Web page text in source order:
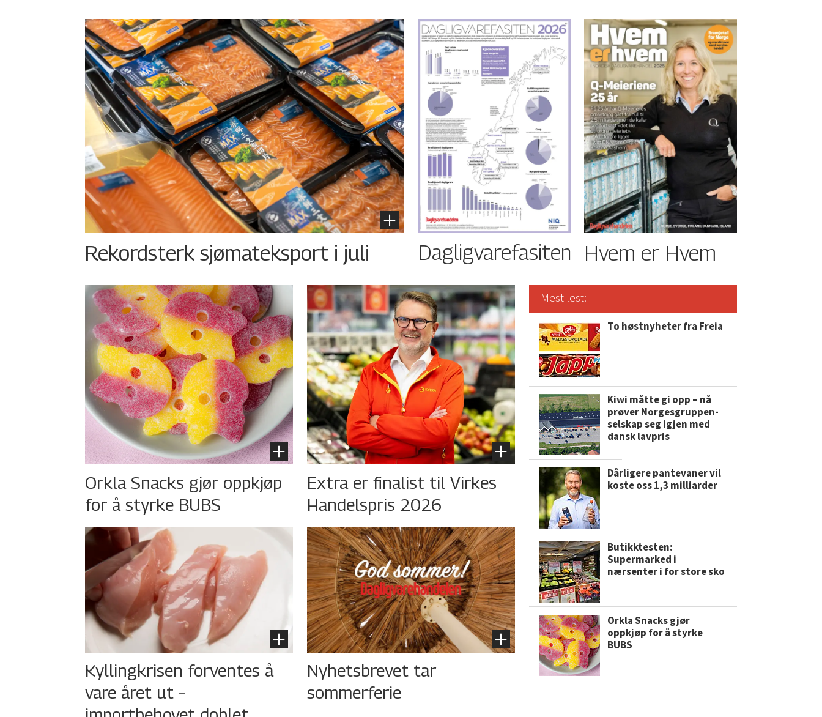
Rekordsterk sjømateksport i juli Dagligvarefasiten Hvem er Hvem
Orkla Snacks gjør oppkjøp
for å styrke BUBS
Kyllingkrisen forventes å
vare året ut –
Extra er finalist til Virkes
Handelspris 2026
Nyhetsbrevet tar
sommerferie
Mest lest:
To høstnyheter fra Freia
Kiwi måtte gi opp – nå
prøver Norgesgruppen-
selskap seg igjen med
dansk lavpris
Dårligere pantevaner vil
koste oss 1,3 milliarder
Butikktesten:
Supermarked i
nærsenter i for store sko
Orkla Snacks gjør
oppkjøp for å styrke
BUBS